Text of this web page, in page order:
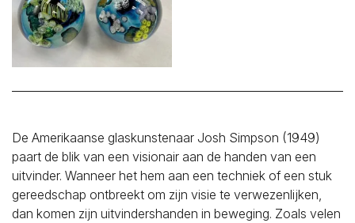
De Amerikaanse glaskunstenaar Josh Simpson (1949)
paart de blik van een visionair aan de handen van een
uitvinder. Wanneer het hem aan een techniek of een stuk
gereedschap ontbreekt om zijn visie te verwezenlijken,
dan komen zijn uitvindershanden in beweging. Zoals velen